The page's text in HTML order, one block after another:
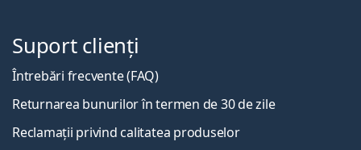
Suport clienți
Întrebări frecvente (FAQ)
Returnarea bunurilor în termen de 30 de zile
Reclamații privind calitatea produselor